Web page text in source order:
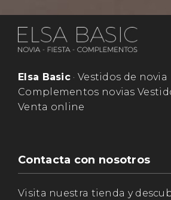
Elsa Basic · Vestidos de novia
Complementos novias
Venta online
Contacta con nosotros
Visita nuestra tienda y